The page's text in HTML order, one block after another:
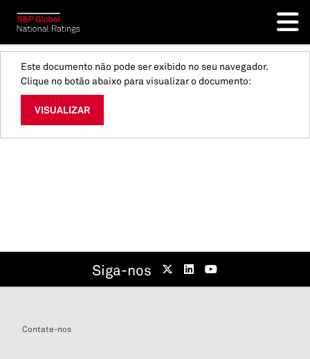
Este documento não pode ser exibido no seu navegador.
Clique no botão abaixo para visualizar o documento:
VISUALIZAR
Siga-nos
Contate-nos